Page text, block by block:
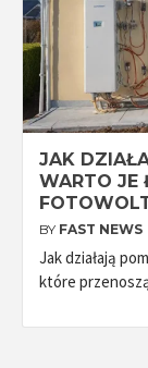
JAK
WARTO JE
BY FAST NEWS
Jak działają
które